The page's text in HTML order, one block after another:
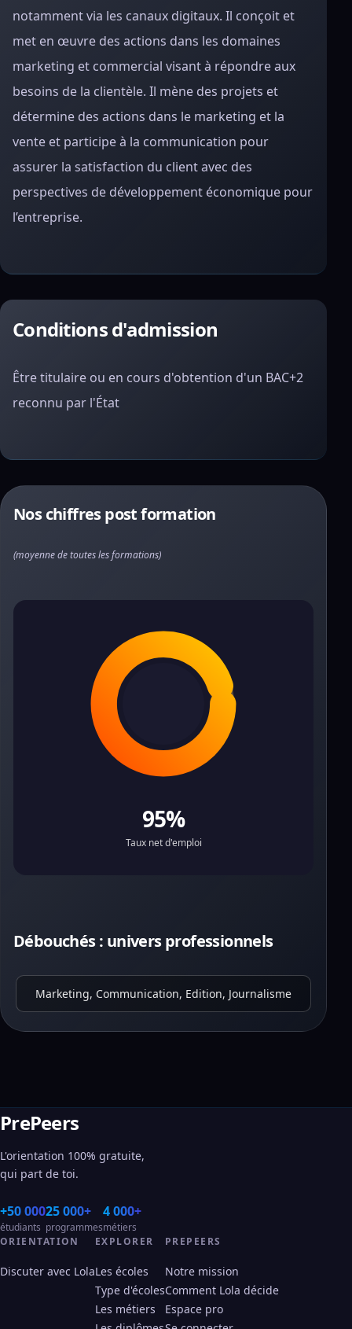
notamment via les canaux digitaux. Il conçoit et
met en œuvre des actions dans les domaines
marketing et commercial visant à répondre aux
besoins de la clientèle. Il mène des projets et
détermine des actions dans le marketing et la
vente et participe à la communication pour
assurer la satisfaction du client avec des
perspectives de développement économique pour
l’entreprise.
Conditions d'admission
Être titulaire ou en cours d'obtention d'un BAC+2
reconnu par l'État
Nos chiffres post formation
(moyenne de toutes les formations)
95%
Taux net d'emploi
Débouchés : univers professionnels
Marketing, Communication, Edition, Journalisme
PrePeers
L'orientation 100% gratuite,
qui part de toi.
+50 000
étudiants
25 000+
programmes
4 000+
métiers
ORIENTATION
Discuter avec Lola
EXPLORER
Les écoles
Type d'écoles
Les métiers
PREPEERS
Notre mission
Comment Lola décide
Espace pro